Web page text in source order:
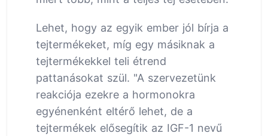
Lehet, hogy az egyik ember jól bírja a
tejtermékeket, míg egy másiknak a
tejtermékekkel teli étrend
pattanásokat szül. "A szervezetünk
reakciója ezekre a hormonokra
egyénenként eltérő lehet, de a
tejtermékek elősegítik az IGF-1 nevű